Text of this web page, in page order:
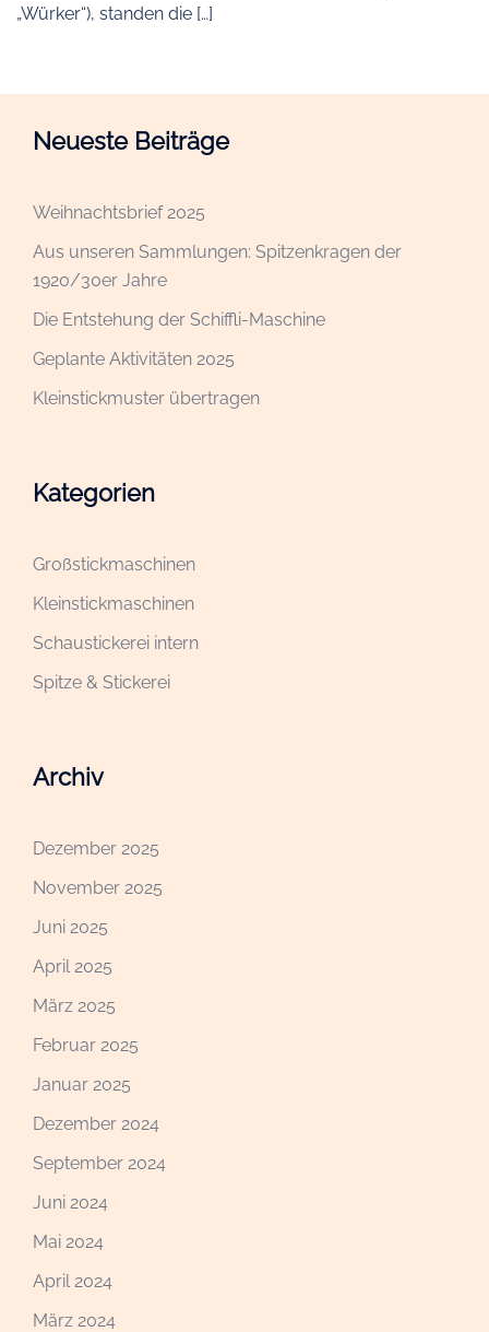
„Würker“), standen die […]
Neueste Beiträge
Weihnachtsbrief 2025
Aus unseren Sammlungen: Spitzenkragen der
1920/30er Jahre
Die Entstehung der Schiffli-Maschine
Geplante Aktivitäten 2025
Kleinstickmuster übertragen
Kategorien
Großstickmaschinen
Kleinstickmaschinen
Schaustickerei intern
Spitze & Stickerei
Archiv
Dezember 2025
November 2025
Juni 2025
April 2025
März 2025
Februar 2025
Januar 2025
Dezember 2024
September 2024
Juni 2024
Mai 2024
April 2024
März 2024